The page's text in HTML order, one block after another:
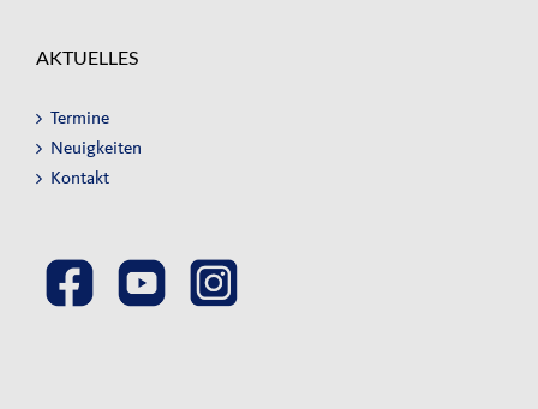
AKTUELLES
Termine
Neuigkeiten
Kontakt